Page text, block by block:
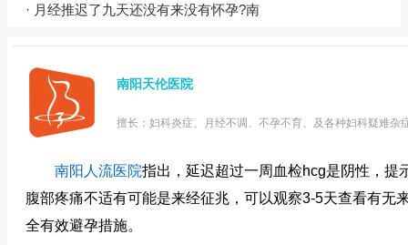
· 月经推迟了九天还没有来没有怀孕?南
南阳天伦医院
擅长：妇科炎症、月经不调、不孕不育、及各种妇科疑难杂
南阳人流医院指出，延迟超过一周血检hcg是阴性，提
腹部疼痛不适有可能是来经征兆，可以观察3-5天查看有无
全有效避孕措施。